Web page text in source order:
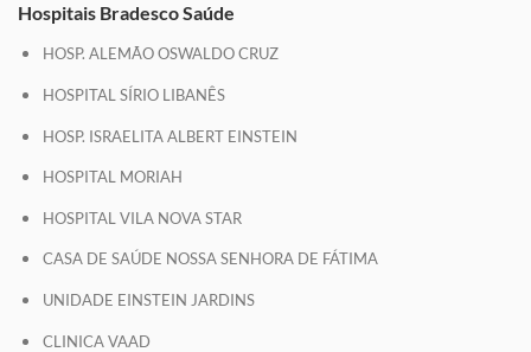
Hospitais Bradesco Saúde
HOSP. ALEMÃO OSWALDO CRUZ
HOSPITAL SÍRIO LIBANÊS
HOSP. ISRAELITA ALBERT EINSTEIN
HOSPITAL MORIAH
HOSPITAL VILA NOVA STAR
CASA DE SAÚDE NOSSA SENHORA DE FÁTIMA
UNIDADE EINSTEIN JARDINS
CLINICA VAAD